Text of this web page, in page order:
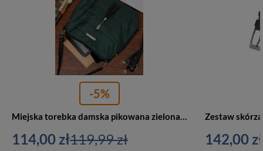
-5%
Miejska torebka damska pikowana zielona W91
114,00 zł119,99 zł 142,00 zł